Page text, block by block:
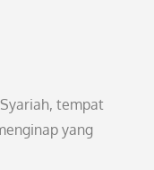
tempat
yang